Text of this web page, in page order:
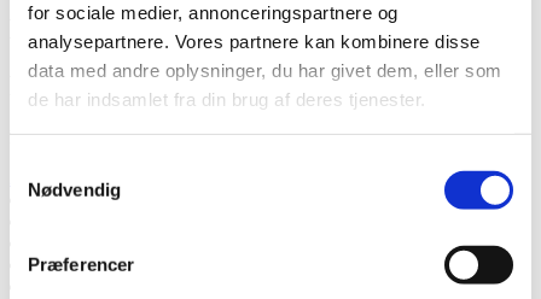
for sociale medier, annonceringspartnere og
analysepartnere. Vores partnere kan kombinere disse
data med andre oplysninger, du har givet dem, eller som
de har indsamlet fra din brug af deres tjenester.
Nødvendig
Præferencer
Mislykkedes
Ring til os
Ring til os, hvis du har spørgsmål.
20967814
Tal med en ekspert
Book et hjemmebesøg